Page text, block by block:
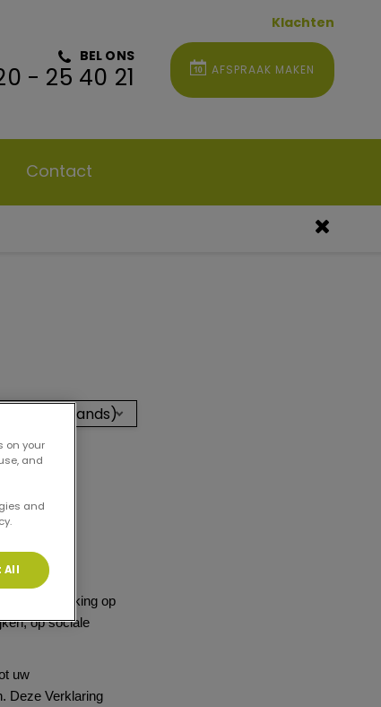
Klachten
BEL ONS
- 25 40 21 AFSPRAAK MAKEN
Contact
(Netherlands)
en
betrekking op
op sociale
uw
Deze Verklaring
on your
and
and
All